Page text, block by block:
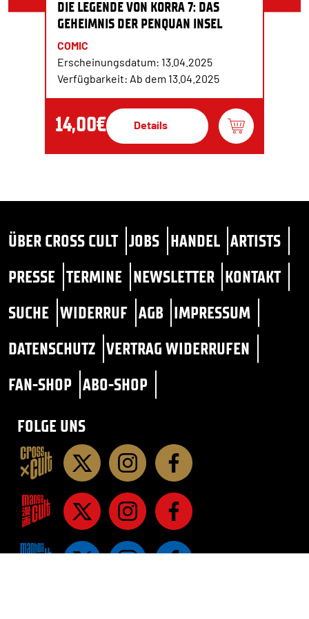
DIE LEGENDE VON KORRA 7: DAS
GEHEIMNIS DER PENQUAN INSEL
COMIC
Erscheinungsdatum: 13.04.2025
Verfügbarkeit: Ab dem 13.04.2025
14,00€ Details
ÜBER CROSS CULT JOBS HANDEL ARTISTS
PRESSE TERMINE NEWSLETTER KONTAKT
SUCHE WIDERRUF AGB IMPRESSUM
DATENSCHUTZ VERTRAG WIDERRUFEN
FAN-SHOP ABO-SHOP
FOLGE UNS